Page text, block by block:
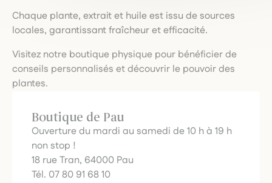
Chaque plante, extrait et huile est issu de sources
locales, garantissant fraîcheur et efficacité.
Visitez notre boutique physique pour bénéficier de
conseils personnalisés et découvrir le pouvoir des
plantes.
Boutique de Pau
Ouverture du mardi au samedi de 10 h à 19 h
non stop !
18 rue Tran, 64000 Pau
Tél. 07 80 91 68 10